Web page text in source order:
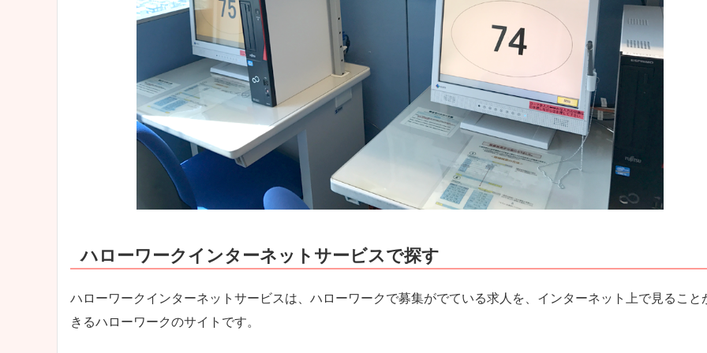
ハローワークインターネットサービスで探す
ハローワークインターネットサービスは、ハローワークで募集がでている求人を、インターネット上で見ること
きるハローワークのサイトです。